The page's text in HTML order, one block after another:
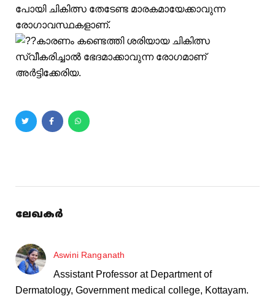
പോയി ചികിത്സ തേടേണ്ട മാരകമായേക്കാവുന്ന
രോഗാവസ്ഥകളാണ്.
കാരണം കണ്ടെത്തി ശരിയായ ചികിത്സ
സ്വീകരിച്ചാൽ ഭേദമാക്കാവുന്ന രോഗമാണ്
അർട്ടിക്കേരിയ.
ലേഖകർ
Aswini Ranganath
Assistant Professor at Department of
Dermatology, Government medical college, Kottayam.